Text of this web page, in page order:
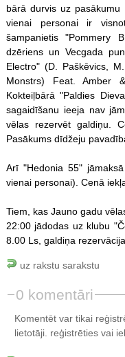
bārā durvis uz
vienai personai ir
šampanietis "Pommery
dzēriens un Vecgada
Electro" (D. Paškēvics,
Monstrs) Feat. Amber
Kokteiļbārā "Paldies
sagaidīšanu ieeja nav
vēlas rezervēt galdiņu.
Pasākums dīdžeju
Arī "Hedonia 55"
vienai personai). Cenā
Tiem, kas Jauno gadu
22:00 jādodas uz klubu
8.00 Ls, galdiņa
uz rakstu sarakstu
0 komentāri
Komentēt var tikai
lietotāji. reģistrētiesvai